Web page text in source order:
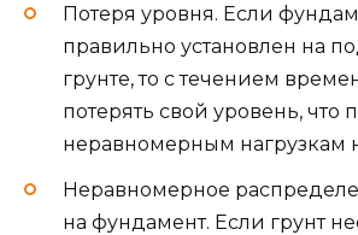
Потеря уровня. Если
правильно установлен на
грунте, то с течением
потерять свой уровень, что
неравномерным нагрузкам
Неравномерное
на фундамент. Если грунт